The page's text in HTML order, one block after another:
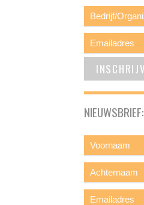
NIEUWSBRIEF: